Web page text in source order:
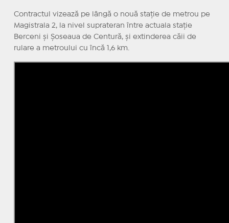
Contractul vizează pe lângă o nouă stație de metrou pe
Magistrala 2, la nivel suprateran între actuala stație
Berceni și Șoseaua de Centură, și extinderea căii de
rulare a metroului cu încă 1,6 km.